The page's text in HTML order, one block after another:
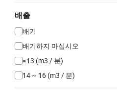
배출
배기
배기하지 마십시오
≤13 (m3 / 분)
14 ~ 16 (m3 / 분)